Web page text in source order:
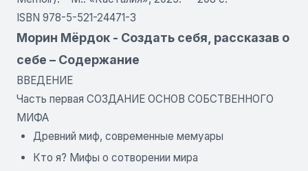
ISBN 978-5-521-24471-3
Морин Мёрдок - Создать себя, рассказав о
себе – Содержание
ВВЕДЕНИЕ
Часть первая СОЗДАНИЕ ОСНОВ СОБСТВЕННОГО
МИФА
Древний миф, современные мемуары
Кто я? Мифы о сотворении мира